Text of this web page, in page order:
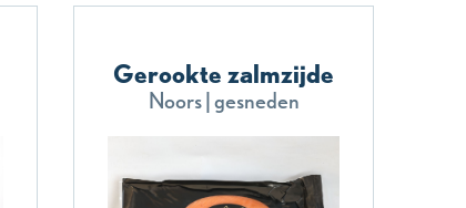
Gerookte zalmzijde
Noors | gesneden